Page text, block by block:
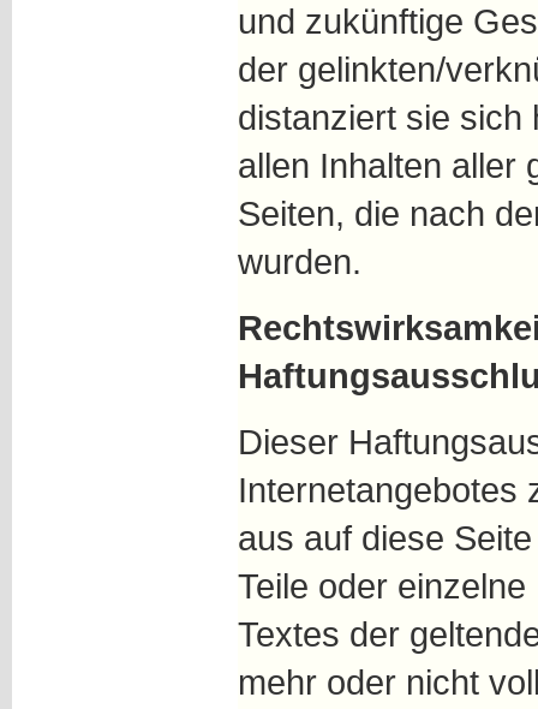
und zukünftige
der gelinkten/
distanziert sie sich
allen Inhalten aller
Seiten, die nach
wurden.
Dieser
Internetangebotes
aus auf diese
Teile oder
Textes der
mehr oder nicht